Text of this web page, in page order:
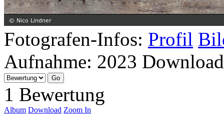
Fotografen-Infos: Profil
Aufnahme: 2023
1 Bewertung
Album Download Zoom In